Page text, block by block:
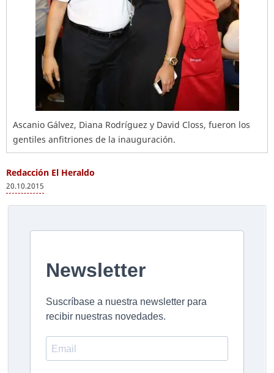
Ascanio Gálvez, Diana Rodríguez y David Closs, fueron los
gentiles anfitriones de la inauguración.
Redacción El Heraldo
20.10.2015